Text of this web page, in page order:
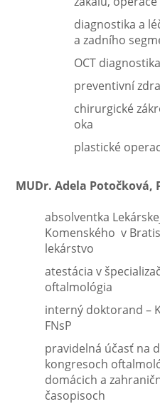
diagnostika a
a zadního
OCT
preventivní
chirurgické
oka
plastické
MUDr. Adela Potočková,
absolventka
Komenského v
lekárstvo
atestácia v
oftalmológia
interný doktorand –
FNsP
pravidelná účasť na
kongresoch
domácich a
časopisoch